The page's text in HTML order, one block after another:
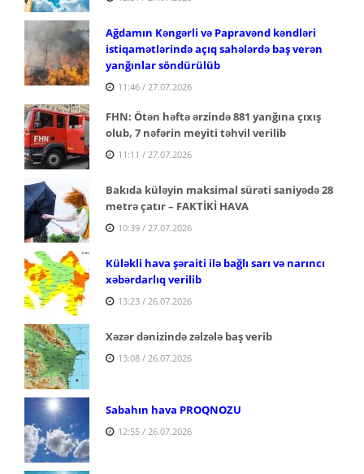
Ağdamın Kəngərli və Papravənd kəndləri
istiqamətlərində açıq sahələrdə baş verən
yanğınlar söndürülüb
11:46 / 27.07.2026
FHN: Ötən həftə ərzində 881 yanğına çıxış
olub, 7 nəfərin meyiti təhvil verilib
11:11 / 27.07.2026
Bakıda küləyin maksimal sürəti saniyədə 28
metrə çatır – FAKTİKİ HAVA
10:39 / 27.07.2026
Küləkli hava şəraiti ilə bağlı sarı və narıncı
xəbərdarlıq verilib
13:23 / 26.07.2026
Xəzər dənizində zəlzələ baş verib
13:08 / 26.07.2026
Sabahın hava PROQNOZU
12:55 / 26.07.2026